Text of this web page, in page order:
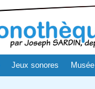
Jeux sonores